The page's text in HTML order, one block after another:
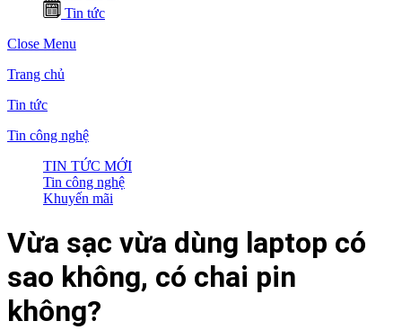
Tin tức
Close Menu
Trang chủ
Tin tức
Tin công nghệ
TIN TỨC MỚI
Tin công nghệ
Khuyến mãi
Vừa sạc vừa dùng laptop có
sao không, có chai pin
không?